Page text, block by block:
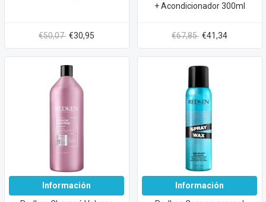
€50,07 €30,95
+ Acondicionador 300ml
€67,85 €41,34
Información
Información